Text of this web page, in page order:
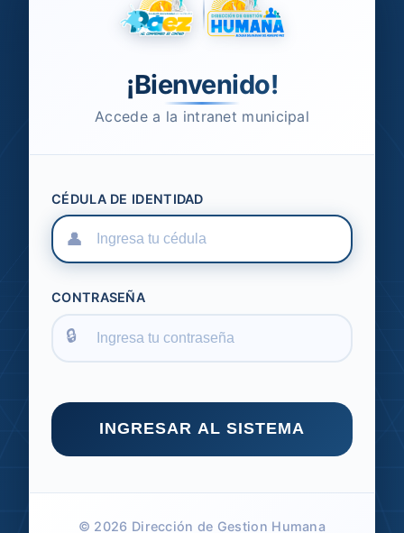
¡Bienvenido!
Accede a la intranet municipal
CÉDULA DE IDENTIDAD
CONTRASEÑA
INGRESAR AL SISTEMA
© 2026 Dirección de Gestion Humana